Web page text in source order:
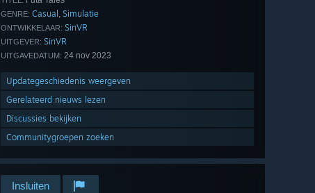
GENRE: Casual , Simulatie
ONTWIKKELAAR: SinVR
UITGEVER: SinVR
UITGAVEDATUM: 24 nov 2023
Updategeschiedenis weergeven
Gerelateerd nieuws lezen
Discussies bekijken
Communitygroepen zoeken
Insluiten